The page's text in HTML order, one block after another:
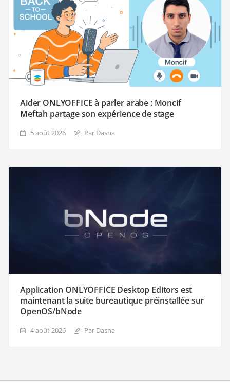
Aider ONLYOFFICE à parler arabe : Moncif
Meftah partage son expérience de stage
5 août 2026 Par Dasha
Application ONLYOFFICE Desktop Editors est
maintenant la suite bureautique préinstallée sur
OpenOS/bNode
4 août 2026 Par Dasha